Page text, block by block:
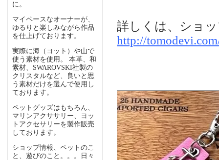
に。
マイペースなオーナーが、
ゆるりと楽しみながら作品
を仕上げております。
実際に海（ヨット）や山で
使う素材を使用。 本革、和
素材、SWAROVSKI社製の
クリスタルなど、良いと思
う素材だけを選んで使用し
ております。
ペットグッズはもちろん、
マリンアクササリー、ヨッ
トアクセサリーを製作販売
しております。
ショップ情報、ペットのこ
と、遊びのこと。。。日々
詳しくは、ショ
http://